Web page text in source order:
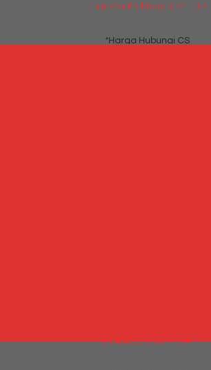
Fire Proof Ichiban TB4 - 3D
*Harga Hubungi CS
Fire Proof Lion 742A